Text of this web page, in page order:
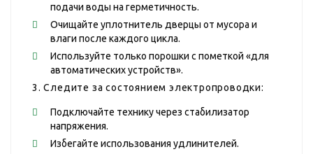
подачи воды на герметичность.
Очищайте уплотнитель дверцы от мусора и
влаги после каждого цикла.
Используйте только порошки с пометкой «для
автоматических устройств».
3. Следите за состоянием электропроводки:
Подключайте технику через стабилизатор
напряжения.
Избегайте использования удлинителей.